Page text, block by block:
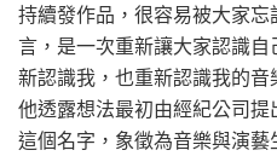
持續發作品，很容易被大家
言，是一次重新讓大家認識
新認識我，也重新認識我的音
他透露想法最初由經紀公司
這個名字，象徵為音樂與演